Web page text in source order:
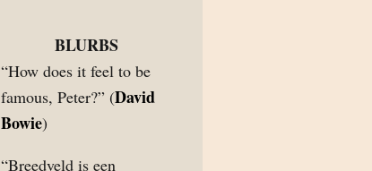
BLURBS
“How does it feel to be
famous, Peter?” (David
Bowie)
“Breedveld is een